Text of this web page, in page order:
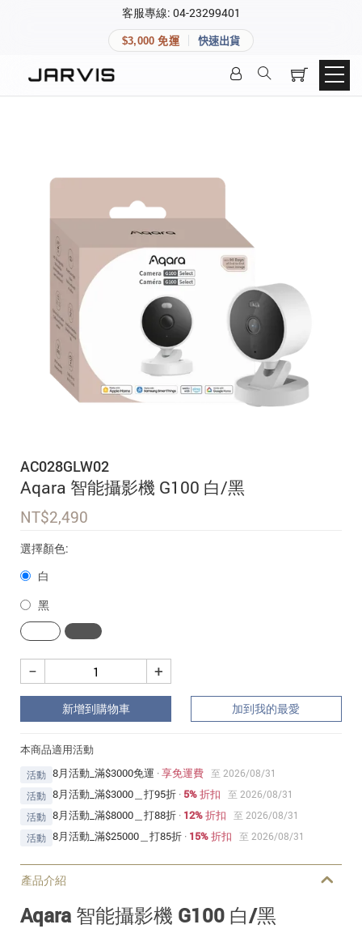
客服專線: 04-23299401
$3,000 免運 快速出貨
AC028GLW02
Aqara 智能攝影機 G100 白/黑
NT$2,490
選擇顏色:
白
黑
+
−
新增到購物車 加到我的最愛
本商品適用活動
活動 8月活動_滿$3000免運 ·享免運費
至 2026/08/31
活動 8月活動_滿$3000＿打95折 · 5% 折扣
至 2026/08/31
活動 8月活動_滿$8000＿打88折 · 12% 折扣
至 2026/08/31
活動 8月活動_滿$25000＿打85折 · 15% 折扣 至 2026/08/31
產品介紹
Aqara 智能攝影機 G100 白/黑
快速連結
精品家電
登入後可查看訂單、會員資料與收藏清單。
登入會員
建立新帳號
追蹤我的訂單
會員資料管理
加入 JARVIS VIP